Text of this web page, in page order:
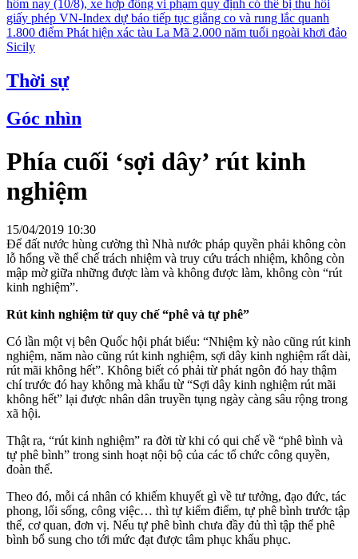
hôm nay (10/8), xe hợp đồng vi phạm quy định có thể bị thu hồi
giấy phép VN-Index dự báo tiếp tục giằng co và rung lắc quanh
1.800 điểm Phát hiện xác tàu La Mã 2.000 năm tuổi ngoài khơi đảo
Sicily
Thời sự
Góc nhìn
Phía cuối ‘sợi dây’ rút kinh
nghiệm
15/04/2019 10:30
Để đất nước hùng cường thì Nhà nước pháp quyền phải không còn
lỗ hổng về thể chế trách nhiệm và truy cứu trách nhiệm, không còn
mập mờ giữa những được làm và không được làm, không còn “rút
kinh nghiệm”.
Rút kinh nghiệm từ quy chế “phê và tự phê”
Có lần một vị bên Quốc hội phát biểu: “Nhiệm kỳ nào cũng rút kinh
nghiệm, năm nào cũng rút kinh nghiệm, sợi dây kinh nghiệm rất dài,
rút mãi không hết”. Không biết có phải từ phát ngôn đó hay thậm
chí trước đó hay không mà khẩu từ “Sợi dây kinh nghiệm rút mãi
không hết” lại được nhân dân truyền tụng ngày càng sâu rộng trong
xã hội.
Thật ra, “rút kinh nghiệm” ra đời từ khi có qui chế về “phê bình và
tự phê bình” trong sinh hoạt nội bộ của các tổ chức công quyền,
đoàn thể.
Theo đó, mỗi cá nhân có khiếm khuyết gì về tư tưởng, đạo đức, tác
phong, lối sống, công việc… thì tự kiểm điểm, tự phê bình trước tập
thể, cơ quan, đơn vị. Nếu tự phê bình chưa đầy đủ thì tập thể phê
bình bổ sung cho tới mức đạt được tâm phục khẩu phục.